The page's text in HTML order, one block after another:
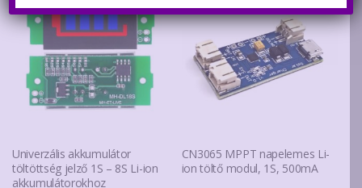
Univerzális akkumulátor
töltöttség jelző 1S – 8S Li-ion
akkumulátorokhoz
CN3065 MPPT napelemes Li-
ion töltő modul, 1S, 500mA